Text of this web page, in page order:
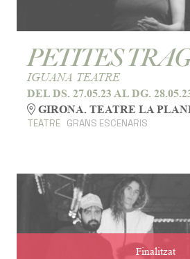
PETITES
IGUANA TEATRE
DEL DS. 27.05.23 AL DG.
GIRONA. TEATRE LA
TEATRE GRANS ESCENARIS
Finalitzat